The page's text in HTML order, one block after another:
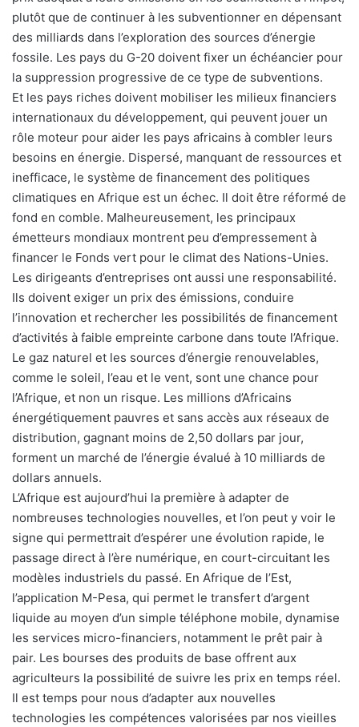
plutôt que de continuer à les subventionner en dépensant
des milliards dans l’exploration des sources d’énergie
fossile. Les pays du G-20 doivent fixer un échéancier pour
la suppression progressive de ce type de subventions.
Et les pays riches doivent mobiliser les milieux financiers
internationaux du développement, qui peuvent jouer un
rôle moteur pour aider les pays africains à combler leurs
besoins en énergie. Dispersé, manquant de ressources et
inefficace, le système de financement des politiques
climatiques en Afrique est un échec. Il doit être réformé de
fond en comble. Malheureusement, les principaux
émetteurs mondiaux montrent peu d’empressement à
financer le Fonds vert pour le climat des Nations-Unies.
Les dirigeants d’entreprises ont aussi une responsabilité.
Ils doivent exiger un prix des émissions, conduire
l’innovation et rechercher les possibilités de financement
d’activités à faible empreinte carbone dans toute l’Afrique.
Le gaz naturel et les sources d’énergie renouvelables,
comme le soleil, l’eau et le vent, sont une chance pour
l’Afrique, et non un risque. Les millions d’Africains
énergétiquement pauvres et sans accès aux réseaux de
distribution, gagnant moins de 2,50 dollars par jour,
forment un marché de l’énergie évalué à 10 milliards de
dollars annuels.
L’Afrique est aujourd’hui la première à adapter de
nombreuses technologies nouvelles, et l’on peut y voir le
signe qui permettrait d’espérer une évolution rapide, le
passage direct à l’ère numérique, en court-circuitant les
modèles industriels du passé. En Afrique de l’Est,
l’application M-Pesa, qui permet le transfert d’argent
liquide au moyen d’un simple téléphone mobile, dynamise
les services micro-financiers, notamment le prêt pair à
pair. Les bourses des produits de base offrent aux
agriculteurs la possibilité de suivre les prix en temps réel.
Il est temps pour nous d’adapter aux nouvelles
technologies les compétences valorisées par nos vieilles